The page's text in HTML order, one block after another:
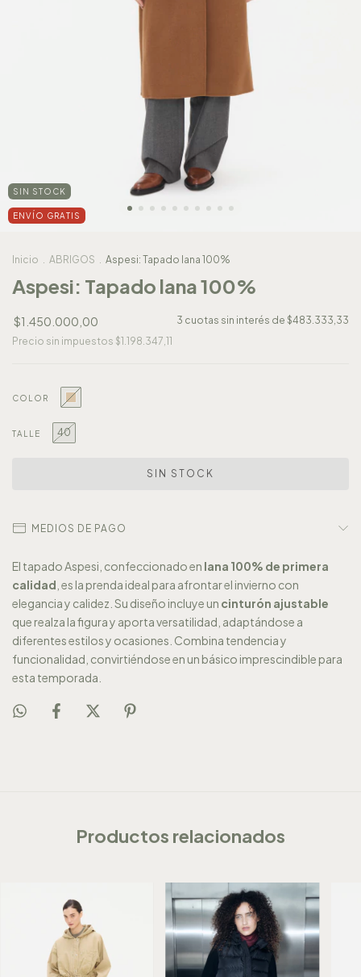
SIN STOCK
ENVÍO GRATIS
Inicio ABRIGOS Aspesi: Tapado lana 100%
Aspesi: Tapado lana 100%
$1.450.000,00 3 cuotas sin interés de $483.333,33
Precio sin impuestos $1.198.347,11
COLOR
TALLE 40
MEDIOS DE PAGO
El tapado Aspesi, confeccionado en lana 100% de primera
calidad , es la prenda ideal para afrontar el invierno con
elegancia y calidez. Su diseño incluye un cinturón ajustable
que realza la figura y aporta versatilidad, adaptándose a
diferentes estilos y ocasiones. Combina tendencia y
funcionalidad, convirtiéndose en un básico imprescindible para
esta temporada.
Productos relacionados